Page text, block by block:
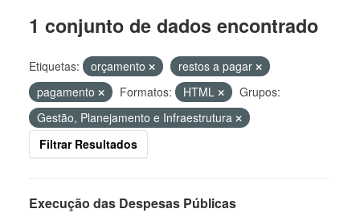
1 conjunto de dados encontrado
Etiquetas: orçamento
restos a pagar
pagamento
Formatos: HTML
Grupos:
Gestão, Planejamento e Infraestrutura
Filtrar Resultados
Execução das Despesas Públicas